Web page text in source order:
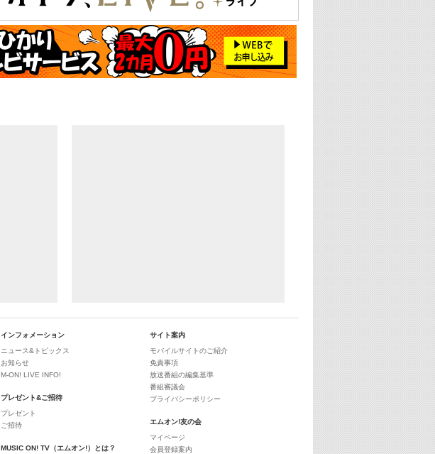
24:00
25:00
エムオン! ヒッツ
26:00
インフォメーション
ニュース&トピックス
お知らせ
M-ON! LIVE INFO!
プレゼント&ご招待
プレゼント
ご招待
MUSIC ON! TV（エムオン!）とは？
サイト案内
モバイルサイトのご紹介
免責事項
放送番組の編集基準
番組審議会
プライバシーポリシー
エムオン!友の会
マイページ
会員登録案内